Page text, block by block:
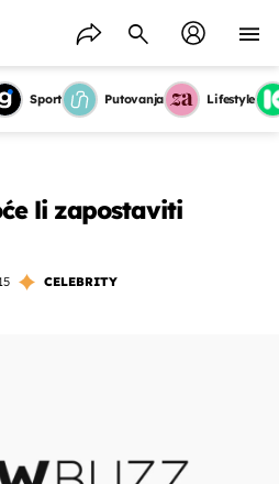
Sport Putovanja Lifestyle
li zapostaviti
CELEBRITY